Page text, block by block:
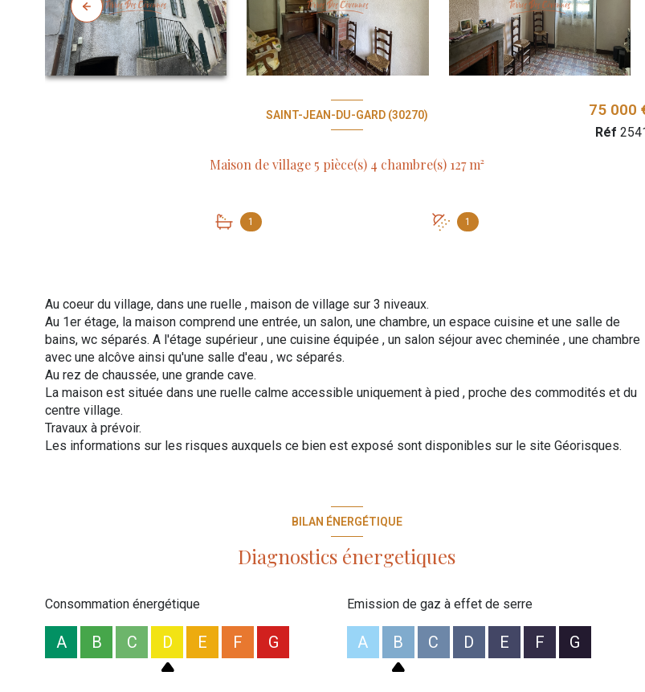
SAINT-JEAN-DU-GARD (30270)
Maison de village 5 pièce(s) 4 chambre(s) 127 m²
1 1
75 000
Réf
Au coeur du village, dans une ruelle , maison de village sur 3 niveaux.
Au 1er étage, la maison comprend une entrée, un salon, une chambre, un espace cuisine et une salle de
bains, wc séparés. A l'étage supérieur , une cuisine équipée , un salon séjour avec cheminée , une chambre
avec une alcôve ainsi qu'une salle d'eau , wc séparés.
Au rez de chaussée, une grande cave.
La maison est située dans une ruelle calme accessible uniquement à pied , proche des commodités et du
centre village.
Travaux à prévoir.
Les informations sur les risques auxquels ce bien est exposé sont disponibles sur le site Géorisques.
BILAN ÉNERGÉTIQUE
Diagnostics énergetiques
Consommation énergétique
A B C D E F G
Emission de gaz à effet de serre
A B C D E F G